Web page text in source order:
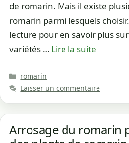
de romarin. Mais il existe
romarin parmi lesquels
lecture pour en savoir plus
variétés … Lire la suite
Catégories
romarin
Laisser un commentaire
Arrosage du romarin